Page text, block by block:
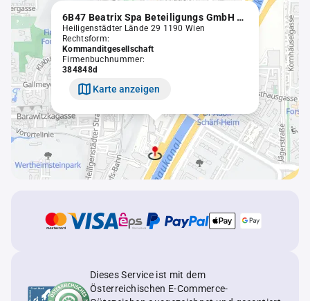
6B47 Beatrix Spa Beteiligungs GmbH & Co KG
Heiligenstädter Lände 29 1190 Wien
Rechtsform:
Kommanditgesellschaft
Firmenbuchnummer:
384848d
Karte anzeigen
Dieses Service ist mit dem
Österreichischen E-Commerce-